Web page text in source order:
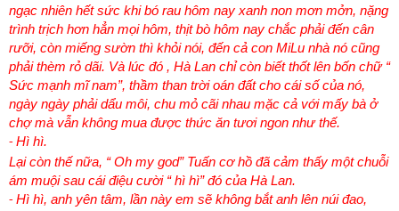
ngạc nhiên hết sức khi bó rau hôm nay xanh non mơn mởn, nặng
trình trịch hơn hẳn mọi hôm, thịt bò hôm nay chắc phải đến cân
rưỡi, còn miếng sườn thì khỏi nói, đến cả con MiLu nhà nó cũng
phải thèm rỏ dãi. Và lúc đó , Hà Lan chỉ còn biết thốt lên bốn chữ “
Sức mạnh mĩ nam”, thầm than trời oán đất cho cái số của nó,
ngày ngày phải dẩu môi, chu mỏ cãi nhau mặc cả với mấy bà ở
chợ mà vẫn không mua được thức ăn tươi ngon như thế.
- Hì hì.
Lại còn thế nữa, “ Oh my god” Tuấn cơ hồ đã cảm thấy một chuỗi
ám muội sau cái điệu cười “ hì hì” đó của Hà Lan.
- Hì hì, anh yên tâm, lần này em sẽ không bắt anh lên núi đao,